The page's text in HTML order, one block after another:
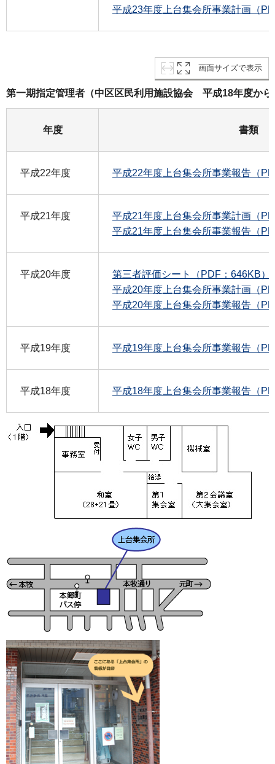
平成23年度上台集会所事業計画（
画面サイズで表示
第一期指定管理者（中区区民利用施設協会 平成18年度から
年度 書類
平成22年度 平成22年度上台集会所事業報告（
平成21年度
平成21年度上台集会所事業計画（
平成21年度上台集会所事業報告（
平成20年度
第三者評価シート（PDF：646KB）
平成20年度上台集会所事業計画（
平成20年度上台集会所事業報告（
平成19年度 平成19年度上台集会所事業報告（
平成18年度 平成18年度上台集会所事業報告（